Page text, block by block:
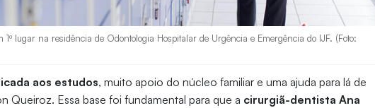
lugar na residência de Odontologia Hospitalar de Urgência e Emergência do IJF. (Foto:
aos estudos, muito apoio do núcleo familiar e uma ajuda para lá de
Queiroz. Essa base foi fundamental para que a cirurgiã-dentista Ana